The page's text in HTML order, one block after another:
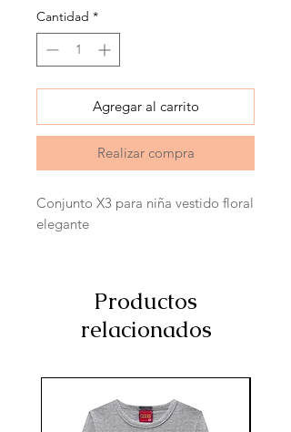
Cantidad *
Agregar al carrito
Realizar compra
Conjunto X3 para niña vestido floral
elegante
Productos
relacionados